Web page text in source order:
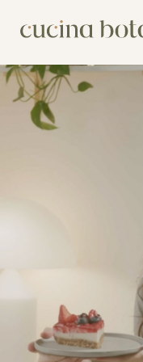
Shop
Chi siamo
Contatti